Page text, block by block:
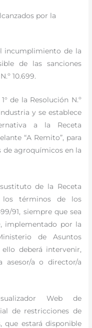
por la
incumplimiento de la
de las sanciones
10.699.
de la Resolución N.º
y se establece
a la Receta
“A Remito”, para
de agroquímicos en la
de la Receta
los términos de los
91, siempre que sea
implementado por la
de Asuntos
deberá intervenir,
asesor/a o director/a
Web de
de restricciones de
que estará disponible